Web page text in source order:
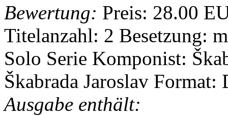
Bewertung: Preis: 28.00
Titelanzahl: 2 Besetzung:
Solo Serie Komponist:
Škabrada Jaroslav Format:
Ausgabe enthält: